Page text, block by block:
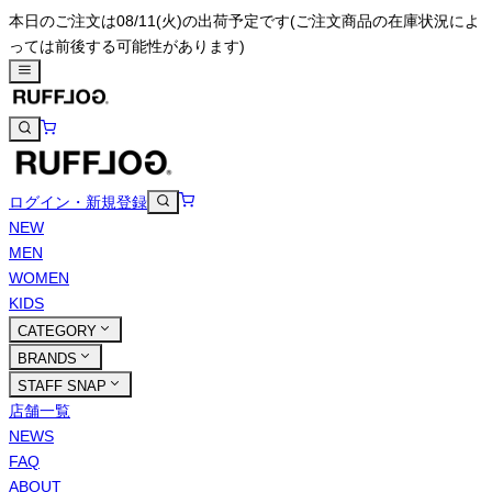
本日のご注文は08/11(火)の出荷予定です(ご注文商品の在庫状況によ
っては前後する可能性があります)
ログイン・新規登録
NEW
MEN
WOMEN
KIDS
CATEGORY
BRANDS
STAFF SNAP
店舗一覧
NEWS
FAQ
ABOUT